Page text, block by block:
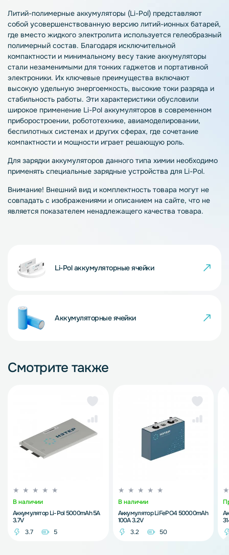
Литий-полимерные аккумуляторы (Li-Pol) представляют
собой усовершенствованную версию литий-ионных батарей,
где вместо жидкого электролита используется гелеобразный
полимерный состав. Благодаря исключительной
компактности и минимальному весу такие аккумуляторы
стали незаменимыми для тонких гаджетов и портативной
электроники. Их ключевые преимущества включают
высокую удельную энергоемкость, высокие токи разряда и
стабильность работы. Эти характеристики обусловили
широкое применение Li-Pol аккумуляторов в современном
приборостроении, робототехнике, авиамоделировании,
беспилотных системах и других сферах, где сочетание
компактности и мощности играет решающую роль.
Для зарядки аккумуляторов данного типа химии необходимо
применять специальные зарядные устройства для Li-Pol.
Внимание! Внешний вид и комплектность товара могут не
совпадать с изображениями и описанием на сайте, что не
является показателем ненадлежащего качества товара.
Li-Pol аккумуляторные ячейки
Аккумуляторные ячейки
Смотрите также
В наличии
Аккумулятор Li-Pol 5000mAh 5A
3.7V
3.7
5
В наличии
Аккумулятор LiFePO4 50000mAh
100A 3.2V
3.2
50